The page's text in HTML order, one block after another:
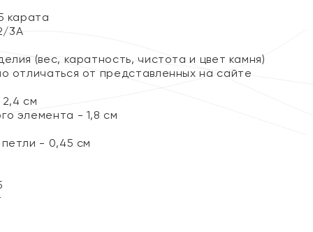
карата
3А
(вес, каратность, чистота и цвет камня)
отличаться от представленных на сайте
см
элемента - 1,8 см
- 0,45 см